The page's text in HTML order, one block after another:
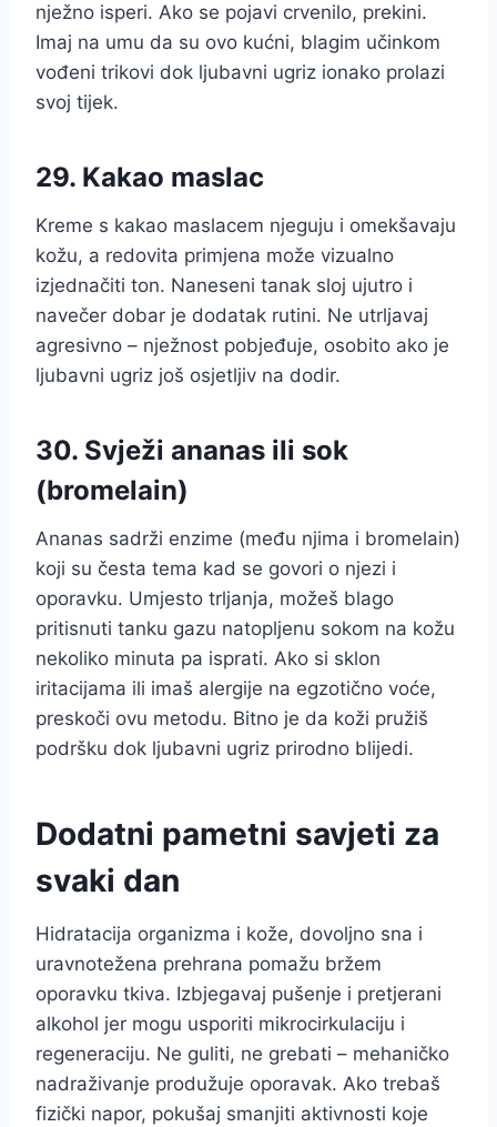
nježno isperi. Ako se pojavi crvenilo, prekini.
Imaj na umu da su ovo kućni, blagim učinkom
vođeni trikovi dok ljubavni ugriz ionako prolazi
svoj tijek.
29. Kakao maslac
Kreme s kakao maslacem njeguju i omekšavaju
kožu, a redovita primjena može vizualno
izjednačiti ton. Naneseni tanak sloj ujutro i
navečer dobar je dodatak rutini. Ne utrljavaj
agresivno – nježnost pobjeđuje, osobito ako je
ljubavni ugriz još osjetljiv na dodir.
30. Svježi ananas ili sok
(bromelain)
Ananas sadrži enzime (među njima i bromelain)
koji su česta tema kad se govori o njezi i
oporavku. Umjesto trljanja, možeš blago
pritisnuti tanku gazu natopljenu sokom na kožu
nekoliko minuta pa isprati. Ako si sklon
iritacijama ili imaš alergije na egzotično voće,
preskoči ovu metodu. Bitno je da koži pružiš
podršku dok ljubavni ugriz prirodno blijedi.
Dodatni pametni savjeti za
svaki dan
Hidratacija organizma i kože, dovoljno sna i
uravnotežena prehrana pomažu bržem
oporavku tkiva. Izbjegavaj pušenje i pretjerani
alkohol jer mogu usporiti mikrocirkulaciju i
regeneraciju. Ne guliti, ne grebati – mehaničko
nadraživanje produžuje oporavak. Ako trebaš
fizički napor, pokušaj smanjiti aktivnosti koje